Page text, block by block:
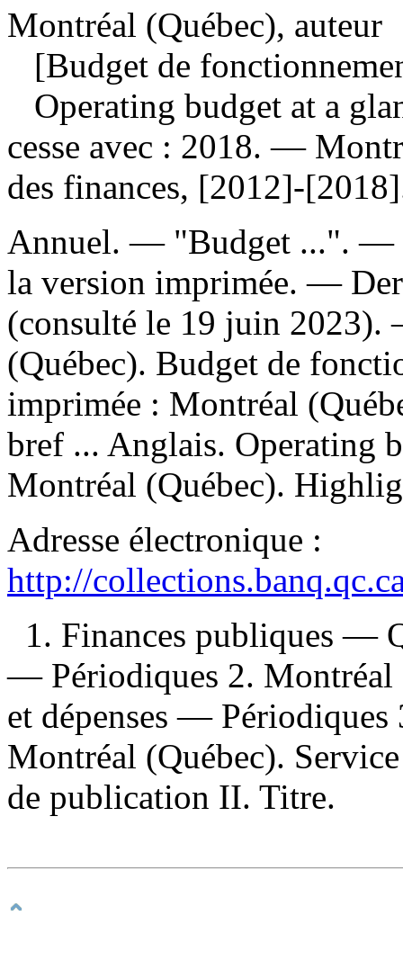
Montréal (Québec), auteur
[Budget de
Operating budget at a
cesse avec : 2018. —
des finances, [2012]-
Annuel. — "Budget ...". —
la version imprimée. —
(consulté le 19 juin
(Québec). Budget de
imprimée : Montréal
bref ... Anglais. Operating
Montréal (Québec).
Adresse électronique :
http://
1. Finances publiques —
— Périodiques 2. Montréal
et dépenses —
Montréal (Québec).
de publication II. Titre.